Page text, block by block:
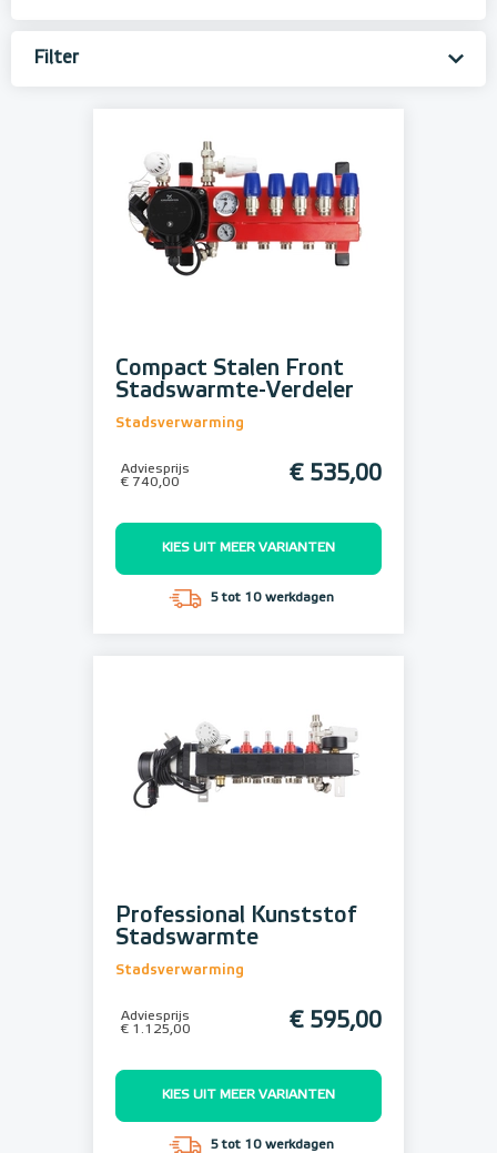
Filter
Compact Stalen Front
Stadswarmte-Verdeler
Stadsverwarming
Adviesprijs
€ 740,00
€ 535,00
KIES UIT MEER VARIANTEN
5 tot 10 werkdagen
Professional Kunststof
Stadswarmte
Stadsverwarming
Adviesprijs
€ 1.125,00
€ 595,00
KIES UIT MEER VARIANTEN
5 tot 10 werkdagen